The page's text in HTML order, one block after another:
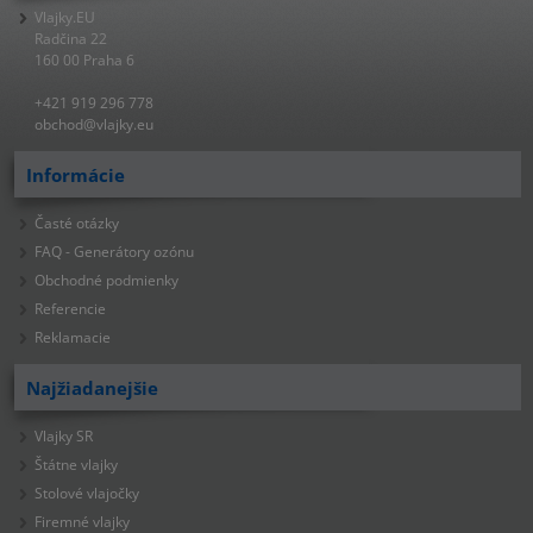
Vlajky.EU
Radčina 22
160 00 Praha 6
+421 919 296 778
obchod@vlajky.eu
Informácie
Časté otázky
FAQ - Generátory ozónu
Obchodné podmienky
Referencie
Reklamacie
Najžiadanejšie
Vlajky SR
Štátne vlajky
Stolové vlajočky
Firemné vlajky